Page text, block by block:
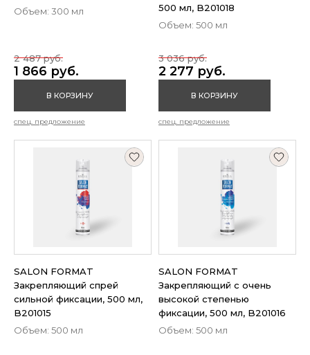
Объем: 300 мл
1 866 руб.
2 487 руб.
В КОРЗИНУ
спец. предложение
500 мл, B201018
Объем: 500 мл
2 277 руб.
3 036 руб.
В КОРЗИНУ
спец. предложение
SALON FORMAT
Закрепляющий спрей
сильной фиксации, 500 мл,
B201015
Объем: 500 мл
SALON FORMAT
Закрепляющий с очень
высокой степенью
фиксации, 500 мл, B201016
Объем: 500 мл